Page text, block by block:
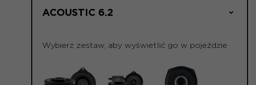
ACOUSTIC 6.2
Wybierz zestaw, aby wyświetlić go w pojeździe